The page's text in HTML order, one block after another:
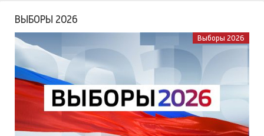
ВЫБОРЫ 2026
Выборы 2026